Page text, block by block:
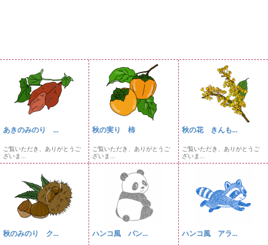
あきのみのり ...
ご覧いただき、ありがとうご
ざいま...
秋の実り 柿
ご覧いただき、ありがとうご
ざいま...
秋の花 きんも...
ご覧いただき、ありがとうご
ざいま...
秋のみのり ク... ハンコ風 パン... ハンコ風 アラ...